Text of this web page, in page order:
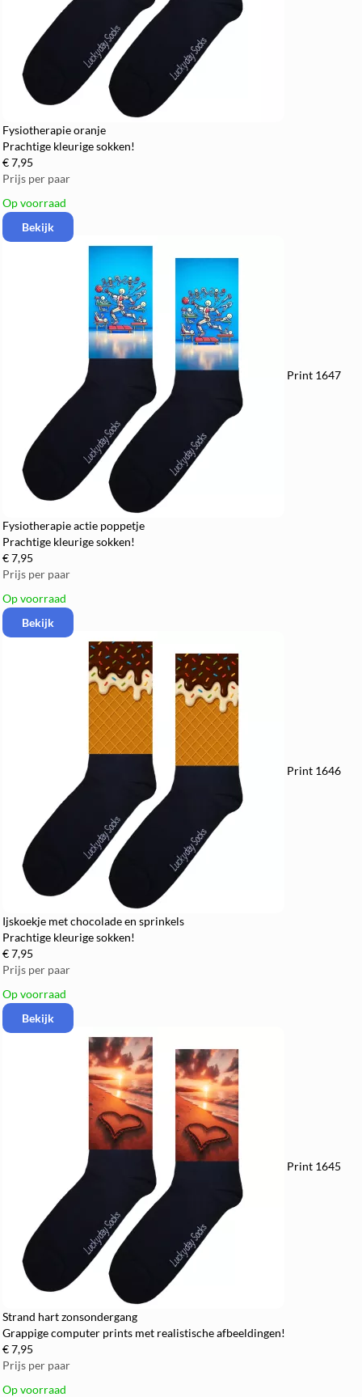
Fysiotherapie oranje
Prachtige kleurige sokken!
€ 7,95
Prijs per paar
Op voorraad
Bekijk
Print 1647
Fysiotherapie actie poppetje
Prachtige kleurige sokken!
€ 7,95
Prijs per paar
Op voorraad
Bekijk
Print 1646
Ijskoekje met chocolade en sprinkels
Prachtige kleurige sokken!
€ 7,95
Prijs per paar
Op voorraad
Bekijk
Print 1645
Strand hart zonsondergang
Grappige computer prints met realistische afbeeldingen!
€ 7,95
Prijs per paar
Op voorraad